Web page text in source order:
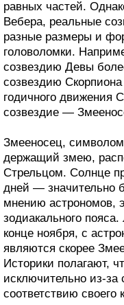
равных частей.
Вебера, реальные
разные размеры и
головоломки.
созвездию Девы
созвездию
годичного движения
созвездие —
Змееносец, символом
держащий змею,
Стрельцом. Солнце
дней — значительно
мнению астрономов,
зодиакального
конце ноября, с
являются скорее
Историки полагают,
исключительно из-
соответствию своего